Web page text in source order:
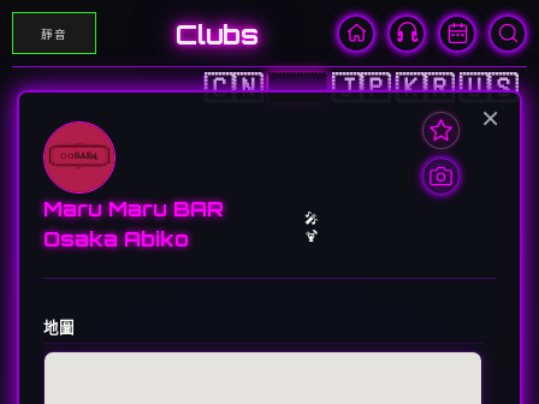
靜音 Clubs
🇨🇳🇭🇰🇯🇵🇰🇷🇺🇸
×
Maru Maru BAR
Osaka Abiko
🎤
🍹
地圖